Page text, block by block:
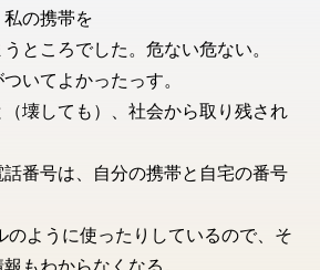
の携帯を
ところでした。危ない危ない。
いてよかったっす。
壊しても）、社会から取り残され
番号は、自分の携帯と自宅の番号
のように使ったりしているので、そ